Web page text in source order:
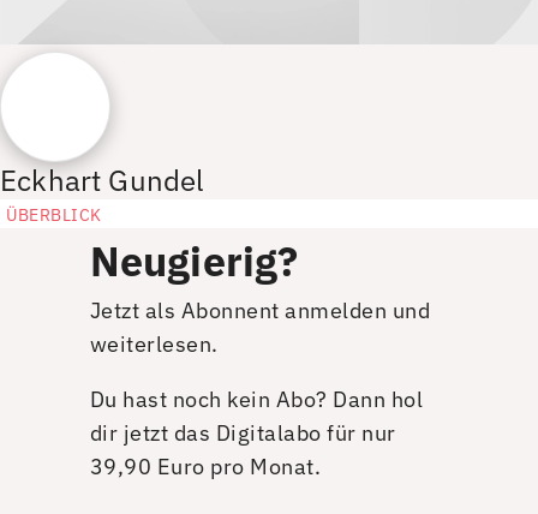
Eckhart Gundel
ÜBERBLICK
Neugierig?
Jetzt als Abonnent anmelden und
weiterlesen.
Du hast noch kein Abo? Dann hol
dir jetzt das Digitalabo für nur
39,90 Euro pro Monat.